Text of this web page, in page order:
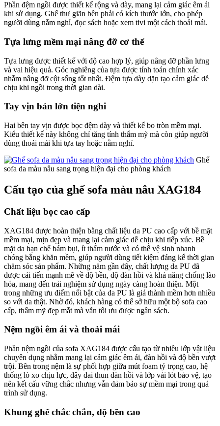
Phần đệm ngồi được thiết kế rộng và dày, mang lại cảm giác êm ái
khi sử dụng. Ghế thư giãn bên phải có kích thước lớn, cho phép
người dùng nằm nghỉ, đọc sách hoặc xem tivi một cách thoải mái.
Tựa lưng mềm mại nâng đỡ cơ thể
Tựa lưng được thiết kế với độ cao hợp lý, giúp nâng đỡ phần lưng
và vai hiệu quả. Góc nghiêng của tựa được tính toán chính xác
nhằm nâng đỡ cột sống tốt nhất. Đệm tựa dày dặn tạo cảm giác dễ
chịu khi ngồi trong thời gian dài.
Tay vịn bản lớn tiện nghi
Hai bên tay vịn được bọc đệm dày và thiết kế bo tròn mềm mại.
Kiểu thiết kế này không chỉ tăng tính thẩm mỹ mà còn giúp người
dùng thoải mái khi tựa tay hoặc nằm nghỉ.
Ghế
sofa da màu nâu sang trọng hiện đại cho phòng khách
Cấu tạo của ghế sofa màu nâu XAG184
Chất liệu bọc cao cấp
XAG184 được hoàn thiện bằng chất liệu da PU cao cấp với bề mặt
mềm mại, mịn đẹp và mang lại cảm giác dễ chịu khi tiếp xúc. Bề
mặt da hạn chế bám bụi, ít thấm nước và có thể vệ sinh nhanh
chóng bằng khăn mềm, giúp người dùng tiết kiệm đáng kể thời gian
chăm sóc sản phẩm. Những năm gần đây, chất lượng da PU đã
được cải tiến mạnh mẽ về độ bền, độ đàn hồi và khả năng chống lão
hóa, mang đến trải nghiệm sử dụng ngày càng hoàn thiện. Một
trong những ưu điểm nổi bật của da PU là giá thành mềm hơn nhiều
so với da thật. Nhờ đó, khách hàng có thể sở hữu một bộ sofa cao
cấp, thẩm mỹ đẹp mắt mà vẫn tối ưu được ngân sách.
Nệm ngồi êm ái và thoải mái
Phần nệm ngồi của sofa XAG184 được cấu tạo từ nhiều lớp vật liệu
chuyên dụng nhằm mang lại cảm giác êm ái, đàn hồi và độ bền vượt
trội. Bên trong nệm là sự phối hợp giữa mút foam tỷ trọng cao, hệ
thống lò xo chịu lực, dây đai thun đàn hồi và lớp vải lót bảo vệ, tạo
nên kết cấu vững chắc nhưng vẫn đảm bảo sự mềm mại trong quá
trình sử dụng.
Khung ghế chắc chắn, độ bền cao